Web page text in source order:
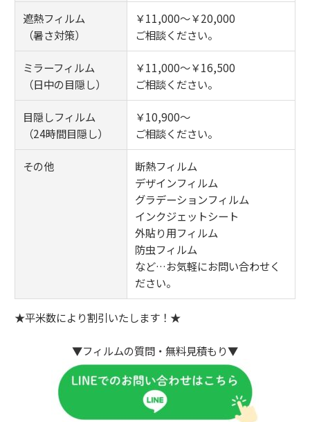
遮熱フィルム
（暑さ対策）
￥11,000～￥20,000
ご相談ください。
ミラーフィルム
（日中の目隠し）
￥11,000～￥16,500
ご相談ください。
目隠しフィルム
（24時間目隠し）
￥10,900～
ご相談ください。
その他
断熱フィルム
デザインフィルム
グラデーションフィルム
インクジェットシート
外貼り用フィルム
防虫フィルム
など…お気軽にお問い合わせく
ださい。
★平米数により割引いたします！★
▼フィルムの質問・無料見積もり▼